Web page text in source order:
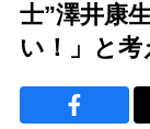
士”澤井康
い！」と考